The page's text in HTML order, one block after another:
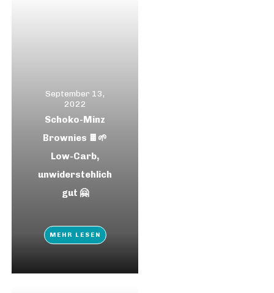
September 13,
2022
Schoko-Minz
Brownies 🍫🌱
Low-Carb,
unwiderstehlich
gut 🤗
MEHR LESEN